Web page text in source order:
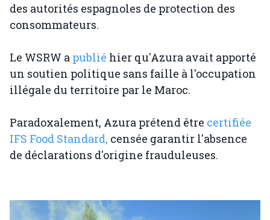
des autorités espagnoles de protection des
consommateurs.
Le WSRW a publié hier qu'Azura avait apporté
un soutien politique sans faille à l'occupation
illégale du territoire par le Maroc.
Paradoxalement, Azura prétend être certifiée
IFS Food Standard, censée garantir l'absence
de déclarations d'origine frauduleuses.